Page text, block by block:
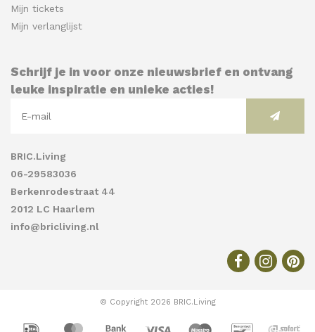
Mijn tickets
Mijn verlanglijst
Schrijf je in voor onze nieuwsbrief en ontvang
leuke inspiratie en unieke acties!
BRIC.Living
06-29583036
Berkenrodestraat 44
2012 LC Haarlem
info@bricliving.nl
© Copyright 2026 BRIC.Living